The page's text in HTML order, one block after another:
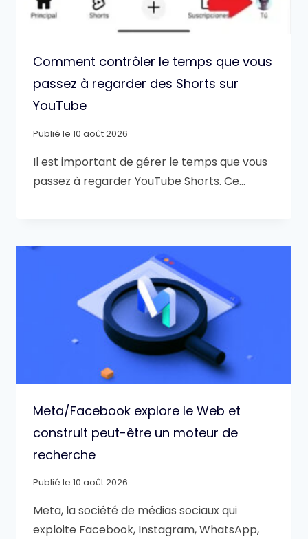
Comment contrôler le temps que vous
passez à regarder des Shorts sur
YouTube
Publié le 10 août 2026
Il est important de gérer le temps que vous
passez à regarder YouTube Shorts. Ce…
Meta/Facebook explore le Web et
construit peut-être un moteur de
recherche
Publié le 10 août 2026
Meta, la société de médias sociaux qui
exploite Facebook, Instagram, WhatsApp,